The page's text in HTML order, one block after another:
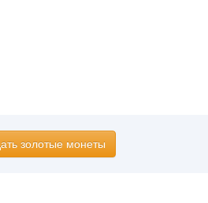
золотые монеты